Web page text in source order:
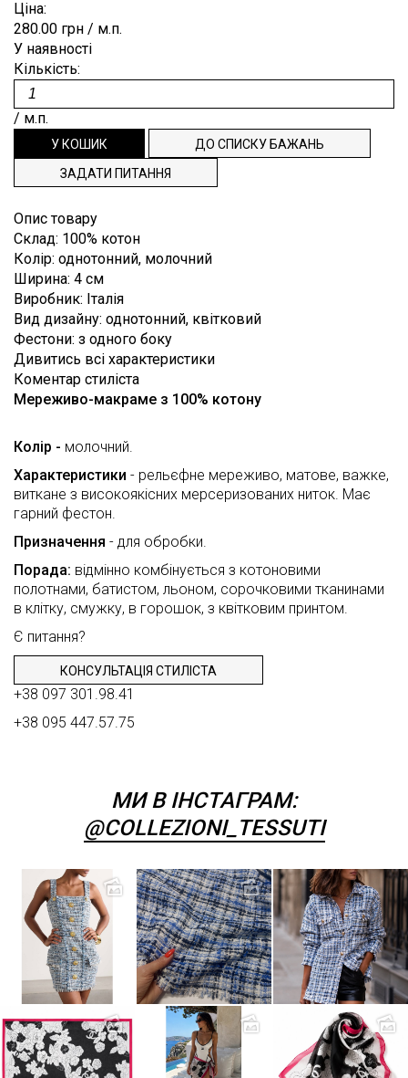
Плісе
Деворе
Денім
punto
milano
Екошкіра
Жаккард
Каді
Клітина
Креп
Крепдешин
Креш
Купонні
тканини
Оксамит
Неопрен
Органза
Паєтки
Смужка
Сітка
Стьобані
тканини
Тафта
Твід
натуральний
Штапель
Шифон
Коттон
Льон
Мохер
Шовк
Burberry
Blumarine
Dior
Dolce&Gabbana
Emilio
Escada
Etro
Gucci
Hugo
Boss
Loro
Piana
Moschino
Oscar
de
Renta
Valentino
Versace
Для
випускного
балу
Костюмні
Пальтові,
плащові
Платтяний
Підкладковий
Сорочкові
ВІДРІЗ
ЗНОВУ
В
ПРОДАЖУ
ЗАКЛЕПКИ
ПРЯЖКИ
РЕПСОВА
СТРІЧКА
ТАСЬМА,
ДОВЯЗИ
ЗАМОВЛЕННЯ
СПИСОК
БАЖАНЬ
ТЕХПІДТРИМКА
ІНФОРМАЦІЯ
ФІЛОСОФІЯ
ІНФОРМАЦІЯ
ДЛЯ
ПОКУПЦЯ
ДОСТАВКА
І ОПЛАТА
ВІДГУКИ
FAQ
КОНТАКТИ
ЦЕ
ЦІКАВО
TRENDS
ПРО
ТКАНИНИ
Ціна:
280.00 грн / м.п.
У наявності
Кількість:
/ м.п.
ЗАДАТИ ПИТАННЯ
Опис товару
Склад: 100% котон
Колір: однотонний, молочний
Ширина: 4 см
Виробник: Італія
Вид дизайну: однотонний, квітковий
Фестони: з одного боку
Дивитись всі характеристики
Коментар стиліста
Мереживо-макраме з 100% котону
Колір - молочний.
Характеристики - рельєфне мереживо, матове, важке,
виткане з високоякісних мерсеризованих ниток. Має
гарний фестон.
Призначення - для обробки.
Порада: відмінно комбінується з котоновими
полотнами, батистом, льоном, сорочковими тканинами
в клітку, смужку, в горошок, з квітковим принтом.
Є питання?
КОНСУЛЬТАЦІЯ СТИЛІСТА
+38 097 301.98.41
+38 095 447.57.75
МИ В ІНСТАГРАМ:
@COLLEZIONI_TESSUTI